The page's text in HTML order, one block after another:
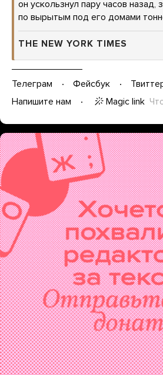
он ускользнул пару часов назад,
по вырытым под его домами
THE NEW YORK TIMES
Телеграм Фейсбук
Напишите нам
Magic link